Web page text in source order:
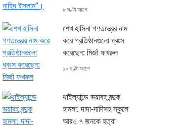
৮ ঘণ্টা আগে
শেখ হাসিনা গণতন্ত্রের নাম
করে প্রতিষ্ঠানগুলো ধ্বংস
করেছেন: মির্জা ফখরুল
১০ ঘণ্টা আগে
থাইল্যান্ডে ভয়াবহ বন্দুক
হামলা: দাদা-দাদিসহ স্কুলে
আরও ৭ জনকে হত্যা